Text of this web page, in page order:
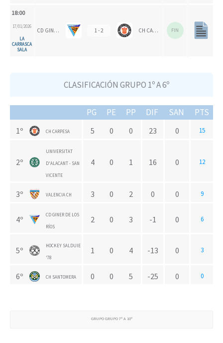
18:00
17/01/2026
LA
CARRASCA
SALA
CD GINER DE LOS RÍOS 1 - 2 CH CARPESA FIN
CLASIFICACIÓN GRUPO 1º A 6º
PG PE PP DIF SAN PTS
1º CH CARPESA 5 0 0 23 0 15
2º
UNIVERSITAT
D'ALACANT - SAN
VICENTE
4 0 1 16 0 12
3º VALENCIA CH 3 0 2 0 0 9
4º CD GINER DE LOS
RÍOS
2 0 3 -1 0 6
5º HOCKEY SALDUIE
'78
1 0 4 -13 0 3
6º CH SANTOMERA 0 0 5 -25 0 0
GRUPO GRUPO 7º A 10º